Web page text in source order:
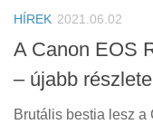
HÍREK 2021.06.02
A Canon EOS
– újabb
Brutális bestia lesz a